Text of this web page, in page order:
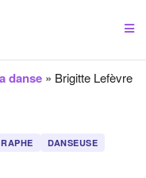
danse» Brigitte Lefèvre
DANSEUSE